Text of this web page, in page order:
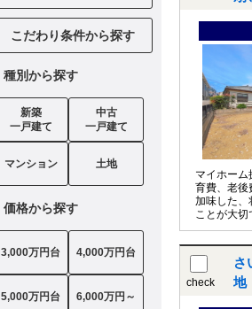
マイホーム
育費、老後
加味した、
ことが大切
実施します。
check
さ
地
こだわり条件から探す
種別から探す
新築
一戸建て
中古
一戸建て
マンション 土地
価格から探す
3,000万円台 4,000万円台
5,000万円台 6,000万円～